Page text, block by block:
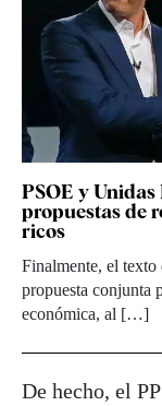
PSOE y
propuestas de
ricos
Finalmente, el texto
propuesta conjunta
económica, al […]
De hecho, el